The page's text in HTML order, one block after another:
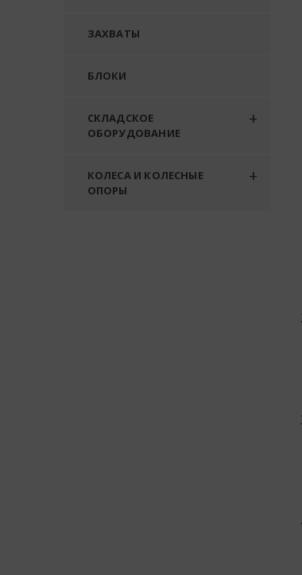
ЗАХВАТЫ
БЛОКИ
СКЛАДСКОЕ
ОБОРУДОВАНИЕ
КОЛЕСА И КОЛЕСНЫЕ
ОПОРЫ